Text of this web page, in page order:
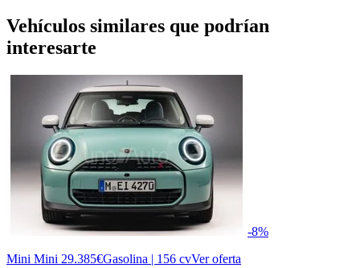
Vehículos similares que podrían
interesarte
-8%
Mini Mini 29.385€Gasolina | 156 cvVer oferta